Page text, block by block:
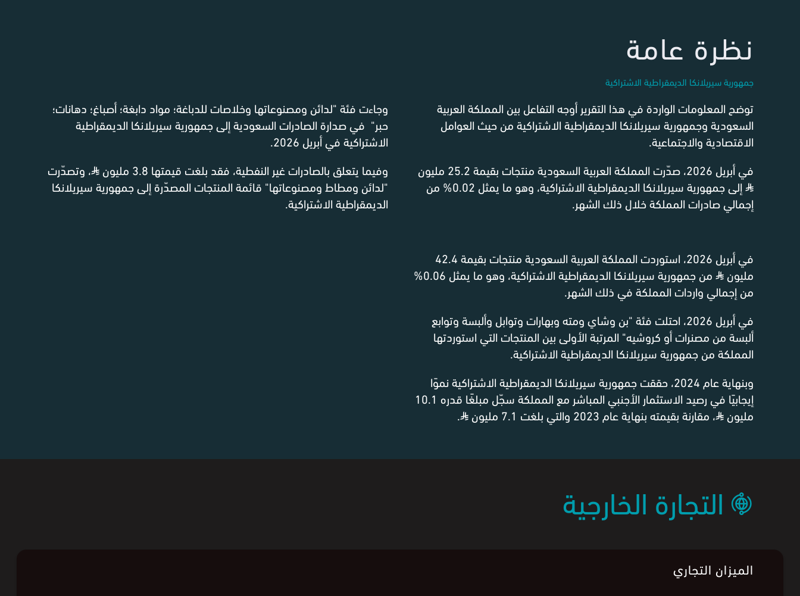
نظرة عامة
جمهورية سيريلانكا الديمقراطية الاشتراكية
توضح المعلومات الواردة في هذا التقرير أوجه التفاعل بين المملكة العربية
السعودية وجمهورية سيريلانكا الديمقراطية الاشتراكية من حيث العوامل
الاقتصادية والاجتماعية.
في أبريل 2026، صدّرت المملكة العربية السعودية منتجات بقيمة 25.2 مليون
⃁
إلى جمهورية سيريلانكا الديمقراطية الاشتراكية، وهو ما يمثل 0.02% من
إجمالي صادرات المملكة خلال ذلك الشهر.
وجاءت فئة "لدائن ومصنوعاتها وخلاصات للدباغة؛ مواد دابغة؛ أصباغ؛ دهانات؛
حبر" في صدارة الصادرات السعودية إلى جمهورية سيريلانكا الديمقراطية
الاشتراكية في أبريل 2026.
وفيما يتعلق بالصادرات غير النفطية، فقد بلغت قيمتها 3.8 مليون
⃁، وتصدّرت
"لدائن ومطاط ومصنوعاتها" قائمة المنتجات المصدّرة إلى جمهورية سيريلانكا
الديمقراطية الاشتراكية.
في أبريل 2026، استوردت المملكة العربية السعودية منتجات بقيمة 42.4
مليون ⃁
من جمهورية سيريلانكا الديمقراطية الاشتراكية، وهو ما يمثل 0.06%
من إجمالي واردات المملكة في ذلك الشهر.
في أبريل 2026، احتلت فئة "بن وشاي ومته وبهارات وتوابل وألبسة وتوابع
ألبسة من مصنرات أو كروشيه" المرتبة الأولى بين المنتجات التي استوردتها
المملكة من جمهورية سيريلانكا الديمقراطية الاشتراكية.
وبنهاية عام 2024، حققت جمهورية سيريلانكا الديمقراطية الاشتراكية نموًا
إيجابيًا في رصيد الاستثمار الأجنبي المباشر مع المملكة سجّل مبلغًا قدره 10.1
مليون ⃁، مقارنة بقيمته بنهاية عام 2023 والتي بلغت 7.1 مليون ⃁
.
التجارة الخارجية
الميزان التجاري